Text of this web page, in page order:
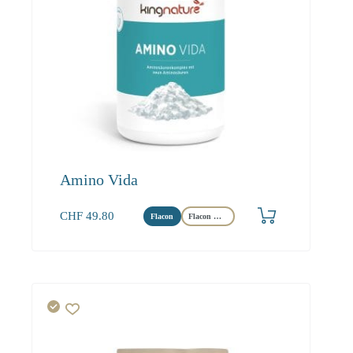
Amino Vida
CHF 49.80 Flacon Flacon Maxi